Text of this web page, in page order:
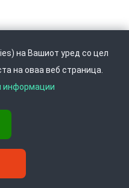
на Вашиот уред со цел
на оваа веб страница.
информации